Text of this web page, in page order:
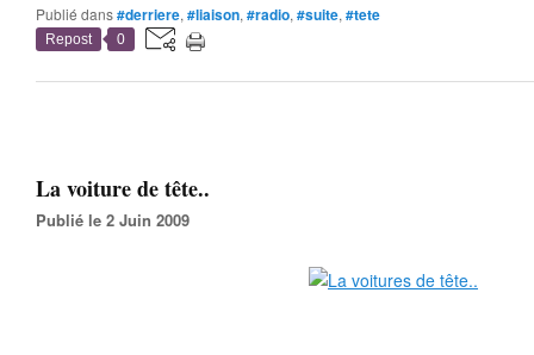
Publié dans#derriere, #liaison, #radio, #suite, #tete
Repost 0
La voiture de tête..
Publié le 2 Juin 2009